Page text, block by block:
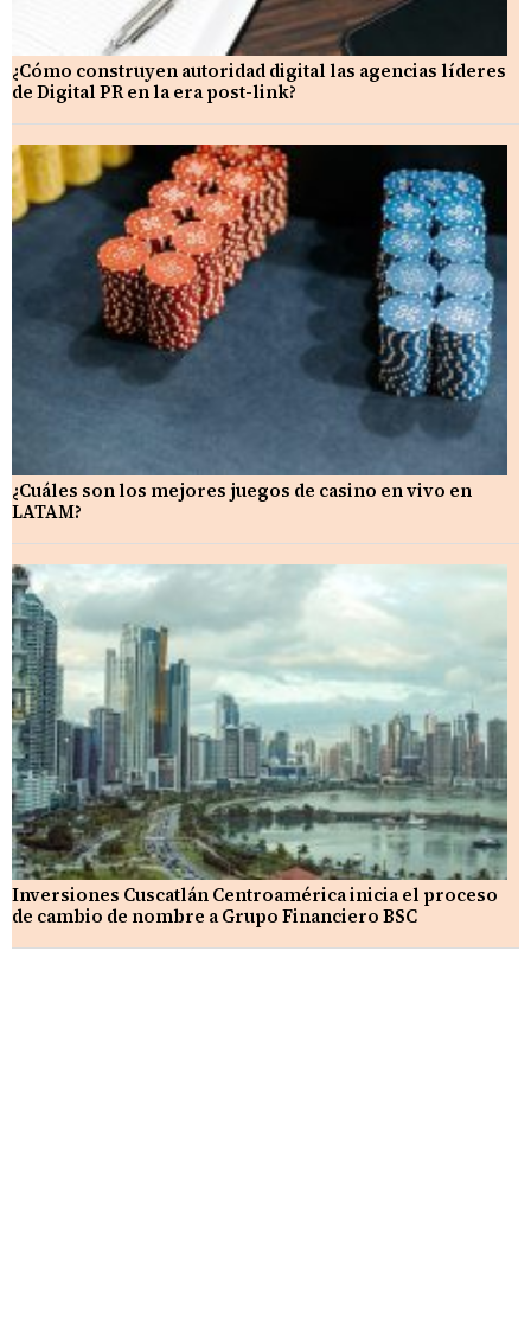
¿Cómo construyen autoridad digital las agencias líderes
de Digital PR en la era post-link?
¿Cuáles son los mejores juegos de casino en vivo en
LATAM?
Inversiones Cuscatlán Centroamérica inicia el proceso
de cambio de nombre a Grupo Financiero BSC